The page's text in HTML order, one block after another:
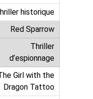
historique
Red Sparrow
Thriller
d’espionnage
Girl with the
Dragon Tattoo